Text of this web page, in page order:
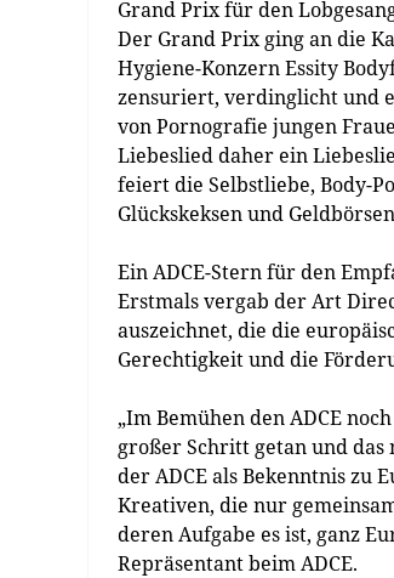
Grand Prix für den
Der Grand Prix ging an die
Hygiene-Konzern Essity
zensuriert, verdinglicht und
von Pornografie jungen
Liebeslied daher ein
feiert die Selbstliebe, Body-
Glückskeksen und
Ein ADCE-Stern für den
Erstmals vergab der Art
auszeichnet, die die
Gerechtigkeit und die
„Im Bemühen den ADCE
großer Schritt getan und das
der ADCE als Bekenntnis zu
Kreativen, die nur
deren Aufgabe es ist, ganz
Repräsentant beim ADCE.